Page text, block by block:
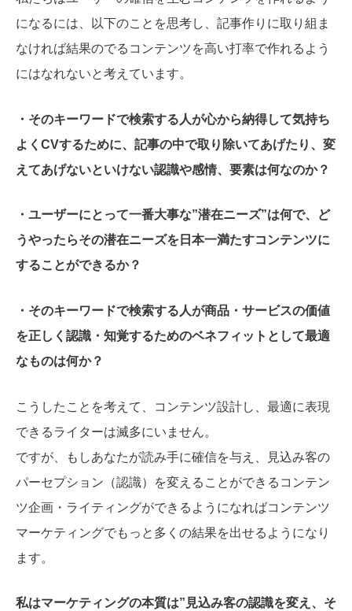
になるには、以下のことを思考し、記事作りに取り組ま
なければ結果のでるコンテンツを高い打率で作れるよう
にはなれないと考えています。
・そのキーワードで検索する人が心から納得して気持ち
よくCVするために、記事の中で取り除いてあげたり、変
えてあげないといけない認識や感情、要素は何なのか？
・ユーザーにとって一番大事な”潜在ニーズ”は何で、ど
うやったらその潜在ニーズを日本一満たすコンテンツに
することができるか？
・そのキーワードで検索する人が商品・サービスの価値
を正しく認識・知覚するためのベネフィットとして最適
なものは何か？
こうしたことを考えて、コンテンツ設計し、最適に表現
できるライターは滅多にいません。
ですが、もしあなたが読み手に確信を与え、見込み客の
パーセプション（認識）を変えることができるコンテン
ツ企画・ライティングができるようになればコンテンツ
マーケティングでもっと多くの結果を出せるようになり
ます。
私はマーケティングの本質は”見込み客の認識を変え、そ